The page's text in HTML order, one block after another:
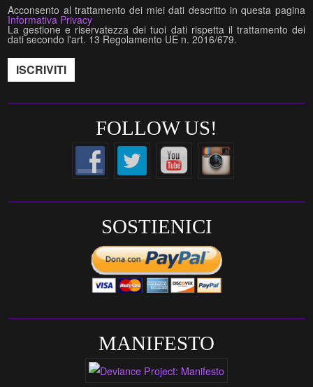
Acconsento al trattamento dei miei dati descritto in questa pagina
Informativa Privacy
La gestione e riservatezza dei tuoi dati rispetta il trattamento dei
dati secondo l'art. 13 Regolamento UE n. 2016/679.
FOLLOW US!
SOSTIENICI
MANIFESTO